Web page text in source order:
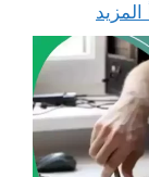
المزيد